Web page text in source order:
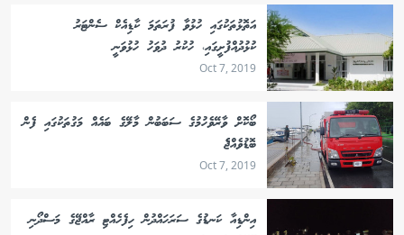
އަތޮޅުތަކުގައި ހުޅުވާ ފުރަތަމަ ކާޑިއެކް ސެންޓަރު
ކުޅުދުއްފުށީގައި، ހުކުރު ދުވަހު ހުޅުވަނީ
Oct 7, 2019
ބޯކޮށް ވާރޭވެހުމުގެ ސަބަބުން މާލޭގެ ބައެއް މަގުތަކުގައި ފެން
ބޮޑުވެއްޖެެ
Oct 7, 2019
އިންޑިއާ ކަނޑުގެ ސަރަހައްދުން ހިފެހެއްޓި ރާއްޖޭގެ މަސްދޯނި